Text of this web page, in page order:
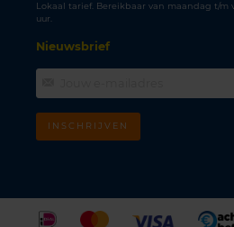
Lokaal tarief. Bereikbaar van maandag t/m
uur.
Nieuwsbrief
INSCHRIJVEN